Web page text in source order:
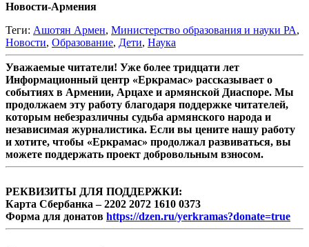
Новости-Армения
Теги: Ашотян Армен, Министерство образования и науки РА,
Новости, Образование, Дети, Наука
Уважаемые читатели! Уже более тридцати лет
Информационный центр «Еркрамас» рассказывает о
событиях в Армении, Арцахе и армянской Диаспоре. Мы
продолжаем эту работу благодаря поддержке читателей,
которым небезразличны судьба армянского народа и
независимая журналистика. Если вы цените нашу работу
и хотите, чтобы «Еркрамас» продолжал развиваться, вы
можете поддержать проект добровольным взносом.
РЕКВИЗИТЫ ДЛЯ ПОДДЕРЖКИ:
Карта Сбербанка – 2202 2072 1610 0373
Форма для донатов https://dzen.ru/yerkramas?donate=true